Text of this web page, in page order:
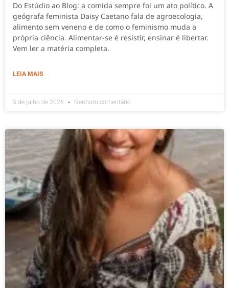
Do Estúdio ao Blog: a comida sempre foi um ato político. A
geógrafa feminista Daisy Caetano fala de agroecologia,
alimento sem veneno e de como o feminismo muda a
própria ciência. Alimentar-se é resistir, ensinar é libertar.
Vem ler a matéria completa.
LEIA MAIS
5 de julho de 2026 Nenhum comentário